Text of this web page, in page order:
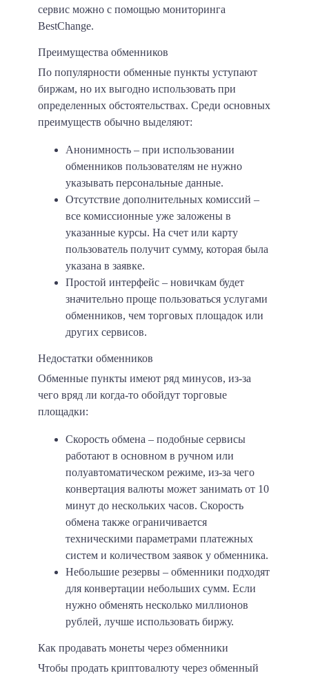
сервис можно с помощью мониторинга
BestChange.
Преимущества обменников
По популярности обменные пункты уступают
биржам, но их выгодно использовать при
определенных обстоятельствах. Среди основных
преимуществ обычно выделяют:
Анонимность – при использовании
обменников пользователям не нужно
указывать персональные данные.
Отсутствие дополнительных комиссий –
все комиссионные уже заложены в
указанные курсы. На счет или карту
пользователь получит сумму, которая была
указана в заявке.
Простой интерфейс – новичкам будет
значительно проще пользоваться услугами
обменников, чем торговых площадок или
других сервисов.
Недостатки обменников
Обменные пункты имеют ряд минусов, из-за
чего вряд ли когда-то обойдут торговые
площадки:
Скорость обмена – подобные сервисы
работают в основном в ручном или
полуавтоматическом режиме, из-за чего
конвертация валюты может занимать от 10
минут до нескольких часов. Скорость
обмена также ограничивается
техническими параметрами платежных
систем и количеством заявок у обменника.
Небольшие резервы – обменники подходят
для конвертации небольших сумм. Если
нужно обменять несколько миллионов
рублей, лучше использовать биржу.
Как продавать монеты через обменники
Чтобы продать криптовалюту через обменный